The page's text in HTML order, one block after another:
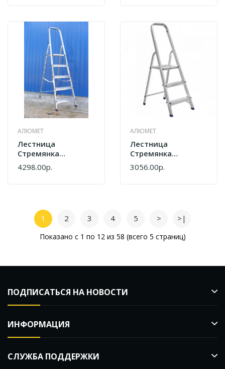
АЛЮМЕТ
Лестница
Стремянка
АЛЮМЕТ
Алюминиевая 5
4298.00р.
АЛЮМЕТ
Лестница
Стремянка
АЛЮМЕТ
Алюминиевая
3056.00р.
1 2 3 4 5 > >|
Показано с 1 по 12 из 58 (всего 5 страниц)
ПОДПИСАТЬСЯ НА НОВОСТИ
ИНФОРМАЦИЯ
СЛУЖБА ПОДДЕРЖКИ